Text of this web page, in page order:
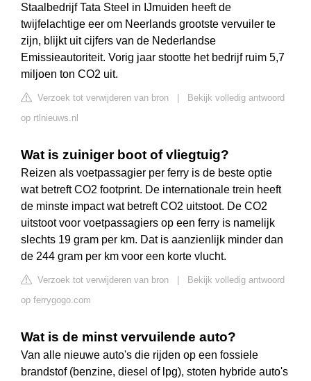
Staalbedrijf Tata Steel in IJmuiden heeft de
twijfelachtige eer om Neerlands grootste vervuiler te
zijn, blijkt uit cijfers van de Nederlandse
Emissieautoriteit. Vorig jaar stootte het bedrijf ruim 5,7
miljoen ton CO2 uit.
Verzoek tot verwijderen van bron | Bekijk volledig antwoord
op rtlnieuws.nl
Wat is zuiniger boot of vliegtuig?
Reizen als voetpassagier per ferry is de beste optie
wat betreft CO2 footprint. De internationale trein heeft
de minste impact wat betreft CO2 uitstoot. De CO2
uitstoot voor voetpassagiers op een ferry is namelijk
slechts 19 gram per km. Dat is aanzienlijk minder dan
de 244 gram per km voor een korte vlucht.
Verzoek tot verwijderen van bron | Bekijk volledig antwoord
op ferrygogo.com
Wat is de minst vervuilende auto?
Van alle nieuwe auto's die rijden op een fossiele
brandstof (benzine, diesel of lpg), stoten hybride auto's